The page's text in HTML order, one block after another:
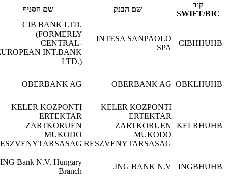
שם הבנק מדינה פעולות
INTESA
CIB BANK LTD.
(FORMERLY
CENTRAL-
EUROPEAN INT.BANK
הונגריה
בפרטים
OBERBANK
OBERBANK AG הונגריה צפה
KELER
KELER KOZPONTI
ERTEKTAR
ZARTKORUEN
MUKODO
RESZVENYTARSASAG
הונגריה צפה
ING BANK
ING Bank N.V. Hungary
Branch
הונגריה